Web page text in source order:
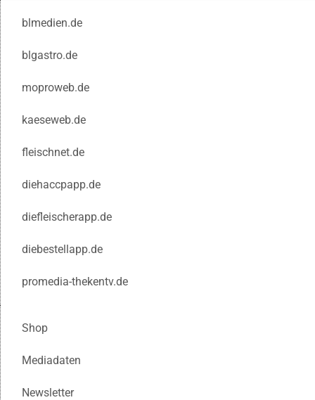
blmedien.de
blgastro.de
moproweb.de
kaeseweb.de
fleischnet.de
diehaccpapp.de
diefleischerapp.de
diebestellapp.de
promedia-thekentv.de
Shop
Mediadaten
Newsletter